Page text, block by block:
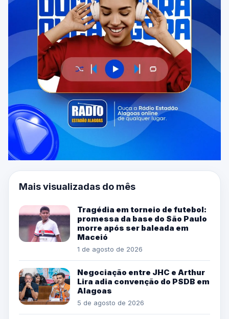
Mais visualizadas do mês
Tragédia em torneio de futebol:
promessa da base do São Paulo
morre após ser baleada em
Maceió
1 de agosto de 2026
Negociação entre JHC e Arthur
Lira adia convenção do PSDB em
Alagoas
5 de agosto de 2026